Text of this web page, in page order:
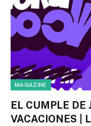
MAGAZINE
EL CUMPLE DE
VACACIONES |